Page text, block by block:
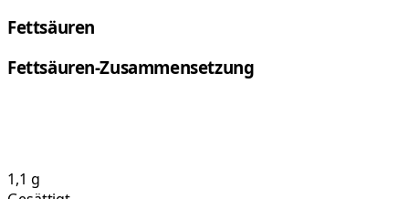
Fettsäuren
Fettsäuren-Zusammensetzung
1,1 g